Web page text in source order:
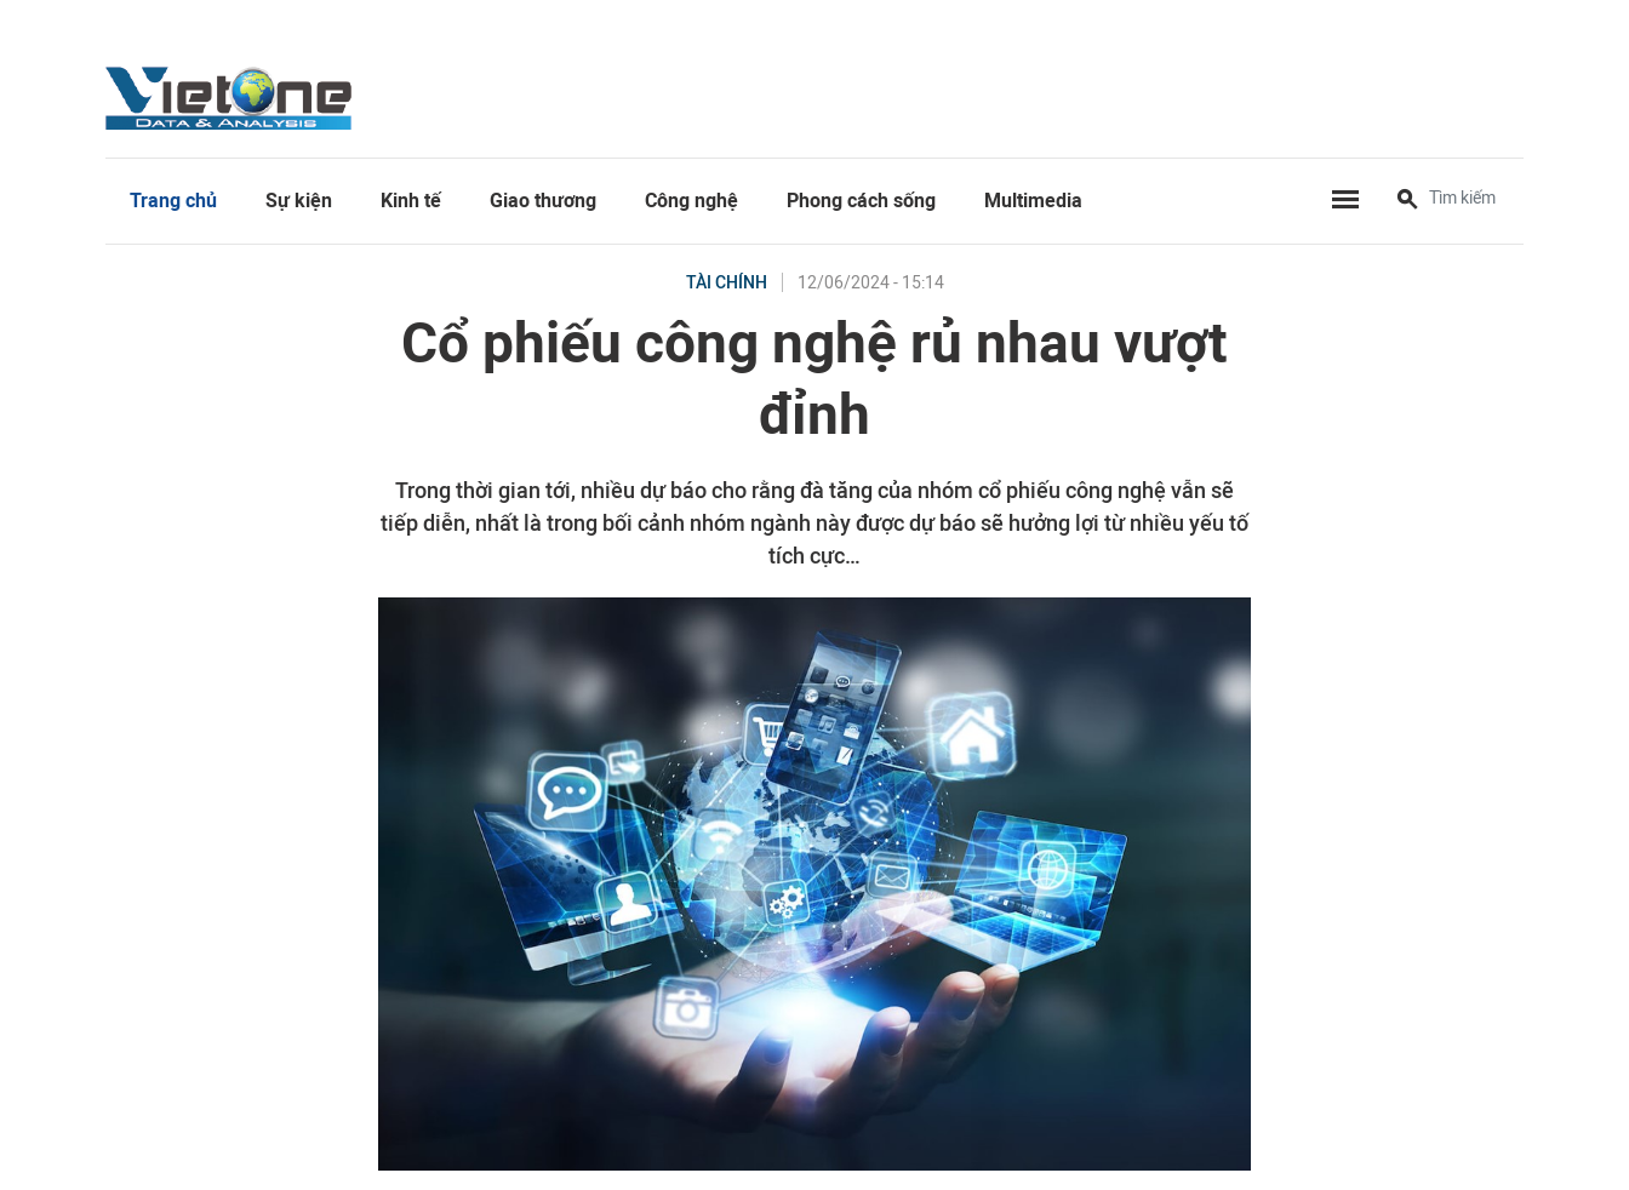
Trang chủ Sự kiện Kinh tế Giao thương Công nghệ Phong cách sống Multimedia
TÀI CHÍNH 12/06/2024 - 15:14
Cổ phiếu công nghệ rủ nhau vượt
đỉnh
Trong thời gian tới, nhiều dự báo cho rằng đà tăng của nhóm cổ phiếu công nghệ vẫn sẽ
tiếp diễn, nhất là trong bối cảnh nhóm ngành này được dự báo sẽ hưởng lợi từ nhiều yếu tố
tích cực…